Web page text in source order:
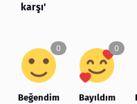
karşı'
Beğendim Bayıldım